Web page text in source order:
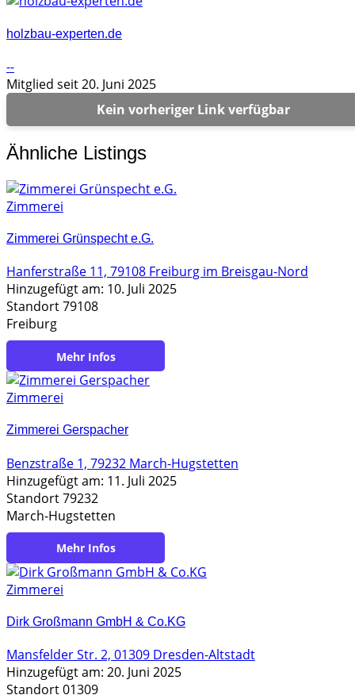
holzbau-experten.de
--
Mitglied seit 20. Juni 2025
Kein vorheriger Link verfügbar
Ähnliche Listings
Zimmerei
Zimmerei Grünspecht e.G.
Hanferstraße 11, 79108 Freiburg im Breisgau-Nord
Hinzugefügt am: 10. Juli 2025
Standort 79108
Freiburg
https://www.zimmerei-gruenspecht.de
Zimmerei
Zimmerei Gerspacher
Benzstraße 1, 79232 March-Hugstetten
Hinzugefügt am: 11. Juli 2025
Standort 79232
March-Hugstetten
https://www.zimmerei-gerspacher.de
Zimmerei
Dirk Großmann GmbH & Co.KG
Mansfelder Str. 2, 01309 Dresden-Altstadt
Hinzugefügt am: 20. Juni 2025
Standort 01309